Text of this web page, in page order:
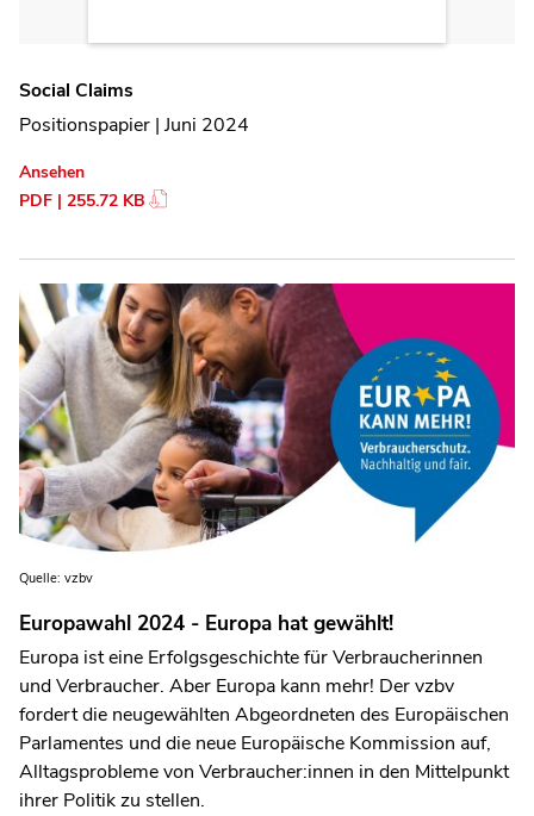
Social Claims
Positionspapier | Juni 2024
Ansehen
PDF | 255.72 KB
Quelle: vzbv
Europawahl 2024 - Europa hat gewählt!
Europa ist eine Erfolgsgeschichte für Verbraucherinnen
und Verbraucher. Aber Europa kann mehr! Der vzbv
fordert die neugewählten Abgeordneten des Europäischen
Parlamentes und die neue Europäische Kommission auf,
Alltagsprobleme von Verbraucher:innen in den Mittelpunkt
ihrer Politik zu stellen.